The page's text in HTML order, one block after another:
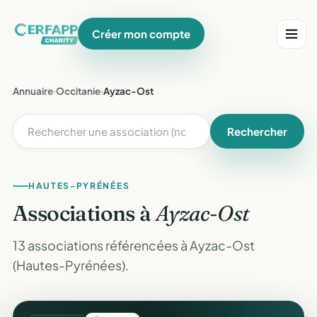
Créer mon compte
Annuaire›Occitanie›Ayzac-Ost
Rechercher
HAUTES-PYRÉNÉES
Associations àAyzac-Ost
13 associations référencées à Ayzac-Ost
(Hautes-Pyrénées).